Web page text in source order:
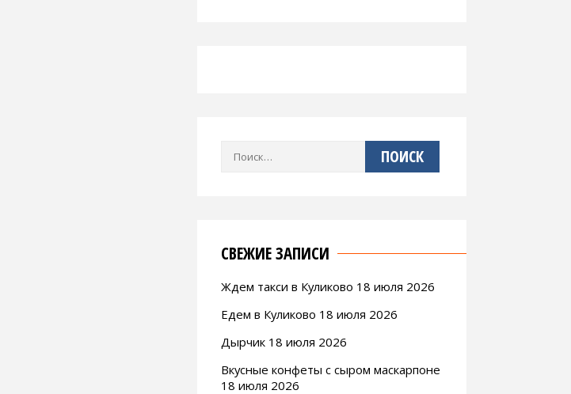
СВЕЖИЕ ЗАПИСИ
Ждем такси в Куликово 18 июля 2026
Едем в Куликово 18 июля 2026
Дырчик 18 июля 2026
Вкусные конфеты с сыром маскарпоне
18 июля 2026